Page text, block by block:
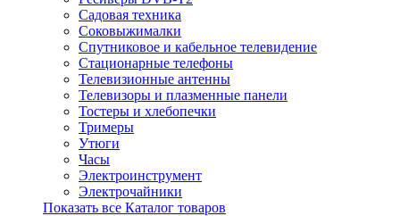
Садовая техника
Соковыжималки
Спутниковое и кабельное телевидение
Стационарные телефоны
Телевизионные антенны
Телевизоры и плазменные панели
Тостеры и хлебопечки
Тримеры
Утюги
Часы
Электроинструмент
Электрочайники
Показать все Каталог товаров